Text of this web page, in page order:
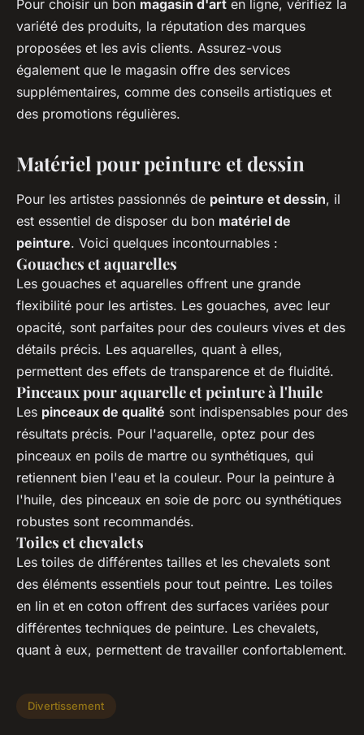
Pour choisir un bon magasin d'art en ligne, vérifiez la
variété des produits, la réputation des marques
proposées et les avis clients. Assurez-vous
également que le magasin offre des services
supplémentaires, comme des conseils artistiques et
des promotions régulières.
Matériel pour peinture et dessin
Pour les artistes passionnés de peinture et dessin, il
est essentiel de disposer du bon matériel de
peinture. Voici quelques incontournables :
Gouaches et aquarelles
Les gouaches et aquarelles offrent une grande
flexibilité pour les artistes. Les gouaches, avec leur
opacité, sont parfaites pour des couleurs vives et des
détails précis. Les aquarelles, quant à elles,
permettent des effets de transparence et de fluidité.
Pinceaux pour aquarelle et peinture à l'huile
Les pinceaux de qualité sont indispensables pour des
résultats précis. Pour l'aquarelle, optez pour des
pinceaux en poils de martre ou synthétiques, qui
retiennent bien l'eau et la couleur. Pour la peinture à
l'huile, des pinceaux en soie de porc ou synthétiques
robustes sont recommandés.
Toiles et chevalets
Les toiles de différentes tailles et les chevalets sont
des éléments essentiels pour tout peintre. Les toiles
en lin et en coton offrent des surfaces variées pour
différentes techniques de peinture. Les chevalets,
quant à eux, permettent de travailler confortablement.
Divertissement